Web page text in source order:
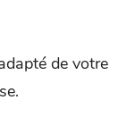
de votre